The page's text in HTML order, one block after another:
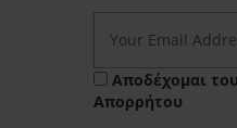
Αποδέχομαι
Απορρήτου